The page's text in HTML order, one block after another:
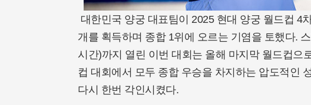
대한민국 양궁 대표팀이 2025 현대 양궁 월드컵 4
개를 획득하며 종합 1위에 오르는 기염을 토했다.
시간)까지 열린 이번 대회는 올해 마지막 월드컵으
컵 대회에서 모두 종합 우승을 차지하는 압도적인
다시 한번 각인시켰다.